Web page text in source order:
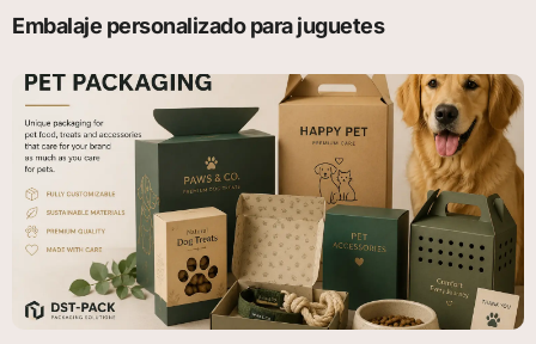
Embalaje personalizado para juguetes